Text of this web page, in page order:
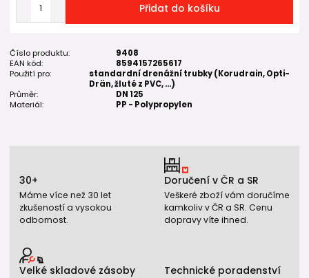
Přidat do košíku
Číslo produktu:
9408
EAN kód:
8594157265617
Použití pro:
standardní drenážní trubky (Korudrain, Opti-
Drän, žluté z PVC, ...)
Průměr:
DN 125
Materiál:
PP - Polypropylen
30+
Máme více než 30 let
zkušeností a vysokou
odbornost.
Doručení v ČR a SR
Veškeré zboží vám doručíme
kamkoliv v ČR a SR. Cenu
dopravy víte ihned.
Velké skladové zásoby Technické poradenství